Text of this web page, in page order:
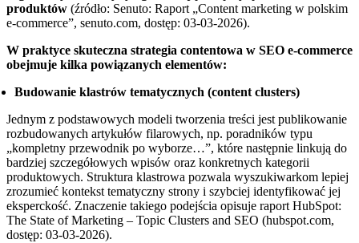
produktów (źródło: Senuto: Raport „Content marketing w polskim
e-commerce”, senuto.com, dostęp: 03-03-2026).
W praktyce skuteczna strategia contentowa w SEO e-commerce
obejmuje kilka powiązanych elementów:
Budowanie klastrów tematycznych (content clusters)
Jednym z podstawowych modeli tworzenia treści jest publikowanie
rozbudowanych artykułów filarowych, np. poradników typu
„kompletny przewodnik po wyborze…”, które następnie linkują do
bardziej szczegółowych wpisów oraz konkretnych kategorii
produktowych. Struktura klastrowa pozwala wyszukiwarkom lepiej
zrozumieć kontekst tematyczny strony i szybciej identyfikować jej
eksperckość. Znaczenie takiego podejścia opisuje raport HubSpot:
The State of Marketing – Topic Clusters and SEO (hubspot.com,
dostęp: 03-03-2026).